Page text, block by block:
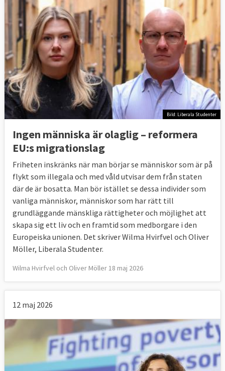
Bild: Liberala Studenter
Ingen människa är olaglig – reformera
EU:s migrationslag
Friheten inskränks när man börjar se människor som är på
flykt som illegala och med våld utvisar dem från staten
där de är bosatta. Man bör istället se dessa individer som
vanliga människor, människor som har rätt till
grundläggande mänskliga rättigheter och möjlighet att
skapa sig ett liv och en framtid som medborgare i den
Europeiska unionen. Det skriver Wilma Hvirfvel och Oliver
Möller, Liberala Studenter.
Wilma Hvirfvel och Oliver Möller 18 maj 2026
12 maj 2026